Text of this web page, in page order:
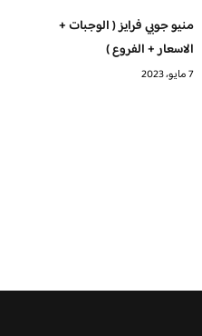
منيو جوبي فرايز ( الوجبات +
الاسعار + الفروع )
7 مايو، 2023